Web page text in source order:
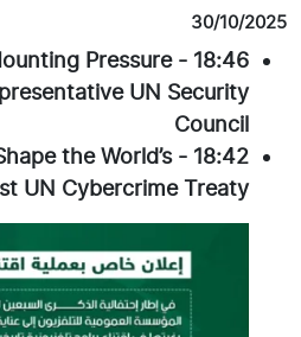
30/10/2025
18:46
-
Pressure
UN Security
Council
18:42
-
the World’s
UN Cybercrime Treaty